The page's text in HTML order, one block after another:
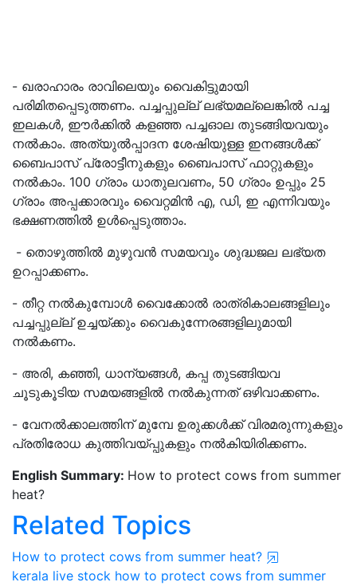
- ഖരാഹാരം രാവിലെയും വൈകിട്ടുമായി
പരിമിതപ്പെടുത്തണം. പച്ചപ്പുല്ല് ലഭ്യമല്ലെങ്കിൽ പച്ച
ഇലകൾ, ഈർക്കിൽ കളഞ്ഞ പച്ചഓല തുടങ്ങിയവയും
നൽകാം. അത്യുൽപ്പാദന ശേഷിയുള്ള ഇനങ്ങൾക്ക്
ബൈപാസ് പ്രോട്ടീനുകളും ബൈപാസ് ഫാറ്റുകളും
നൽകാം. 100 ഗ്രാം ധാതുലവണം, 50 ഗ്രാം ഉപ്പും 25
ഗ്രാം അപ്പക്കാരവും വൈറ്റമിൻ എ, ഡി, ഇ എന്നിവയും
ഭക്ഷണത്തിൽ ഉൾപ്പെടുത്താം.
- തൊഴുത്തിൽ മുഴുവൻ സമയവും ശുദ്ധജല ലഭ്യത
ഉറപ്പാക്കണം.
- തീറ്റ നൽകുമ്പോൾ വൈക്കോൽ രാത്രികാലങ്ങളിലും
പച്ചപ്പുല്ല് ഉച്ചയ്ക്കും വൈകുന്നേരങ്ങളിലുമായി
നൽകണം.
- അരി, കഞ്ഞി, ധാന്യങ്ങൾ, കപ്പ തുടങ്ങിയവ
ചൂടുകൂടിയ സമയങ്ങളിൽ നൽകുന്നത് ഒഴിവാക്കണം.
- വേനൽക്കാലത്തിന്‌ മുമ്പേ ഉരുക്കൾക്ക് വിരമരുന്നുകളും
പ്രതിരോധ കുത്തിവയ്‌പ്പുകളും നൽകിയിരിക്കണം.
English Summary: How to protect cows from summer
heat?
Related Topics
How to protect cows from summer heat?
kerala live stock how to protect cows from summer